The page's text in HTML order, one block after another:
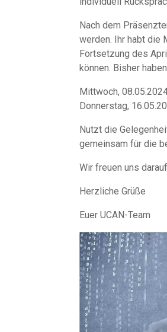
Nach dem
werden. Ihr habt die
Fortsetzung des
können. Bisher
Mittwoch,
Donnerstag,
Nutzt die
gemeinsam für die
Wir freuen uns
Herzliche Grüße
Euer UCAN-Team